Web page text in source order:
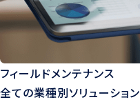
フィールドメンテナンス
全ての業種別ソリューション